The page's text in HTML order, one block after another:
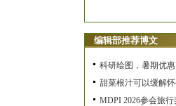
编辑部推荐博文
科研绘图，暑期优
甜菜根汁可以缓解
MDPI 2026参会旅行